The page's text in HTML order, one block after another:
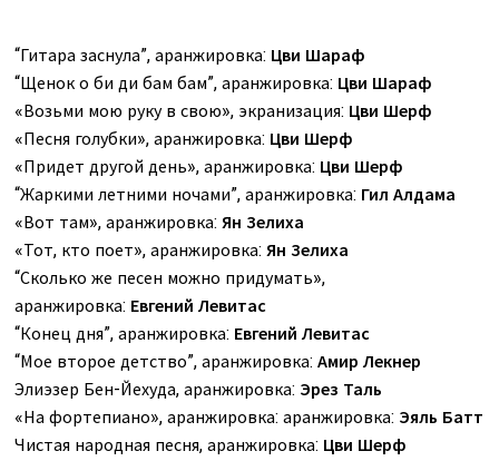
“Гитара заснула”, аранжировка: Цви Шараф
“Щенок о би ди бам бам”, аранжировка: Цви Шараф
«Возьми мою руку в свою», экранизация: Цви Шерф
«Песня голубки», аранжировка: Цви Шерф
«Придет другой день», аранжировка: Цви Шерф
“Жаркими летними ночами”, аранжировка: Гил Алдама
«Вот там», аранжировка:Ян Зелиха
«Тот, кто поет», аранжировка:Ян Зелиха
“Сколько же песен можно придумать»,
аранжировка: Евгений Левитас
“Конец дня”, аранжировка: Евгений Левитас
“Мое второе детство”, аранжировка:Амир Лекнер
Элиэзер Бен-Йехуда, аранжировка: Эрез Таль
«На фортепиано», аранжировка: аранжировка: Эяль Батт
Чистая народная песня, аранжировка: Цви Шерф